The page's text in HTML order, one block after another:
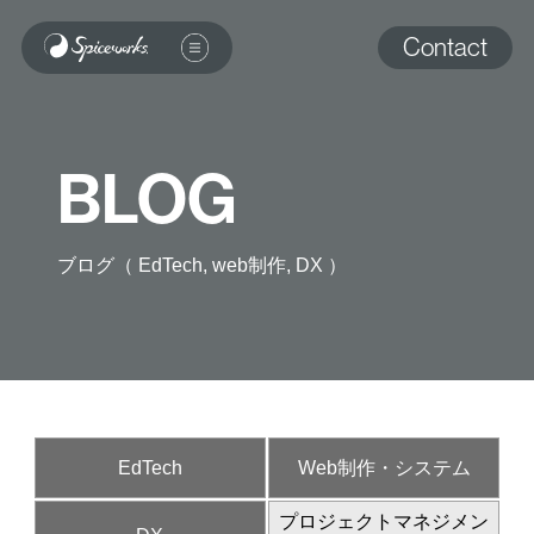
Contact
BLOG
ブログ（ EdTech, web制作, DX ）
EdTech Web制作・システム
プロジェクトマネジメン